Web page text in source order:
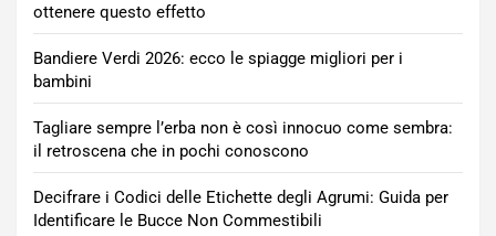
ottenere questo effetto
Bandiere Verdi 2026: ecco le spiagge migliori per i
bambini
Tagliare sempre l’erba non è così innocuo come sembra:
il retroscena che in pochi conoscono
Decifrare i Codici delle Etichette degli Agrumi: Guida per
Identificare le Bucce Non Commestibili